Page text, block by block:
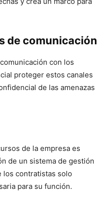
de ⁢comunicación
con los
proteger estos canales
de las amenazas
⁤de la empresa ⁣es
de un sistema de gestión
los contratistas solo
para su función.